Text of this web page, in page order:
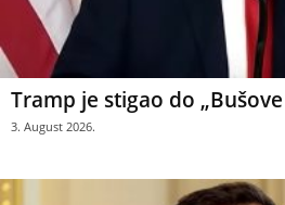
Tramp je stigao do
3. August 2026.